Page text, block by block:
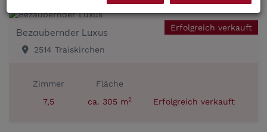
Erfolgreich verkauft
Bezaubernder Luxus
2514 Traiskirchen
Zimmer
7,5
Fläche
ca. 305 m2 Erfolgreich verkauft